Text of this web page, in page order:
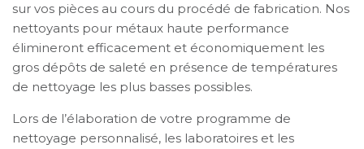
sur vos pièces au cours du procédé de fabrication. Nos
nettoyants pour métaux haute performance
élimineront efficacement et économiquement les
gros dépôts de saleté en présence de températures
de nettoyage les plus basses possibles.
Lors de l’élaboration de votre programme de
nettoyage personnalisé, les laboratoires et les